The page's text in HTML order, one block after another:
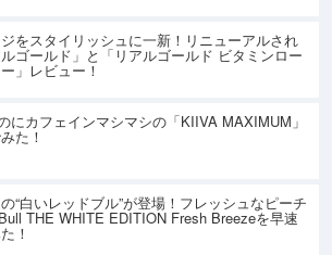
をスタイリッシュに一新！リニューアルされ
ゴールド」と「リアルゴールド ビタミンロー
」レビュー！
にカフェインマシマシの「KIIVA MAXIMUM」
た！
“白いレッドブル”が登場！フレッシュなピーチ
THE WHITE EDITION Fresh Breezeを早速
！